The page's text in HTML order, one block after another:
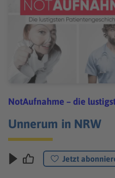
NotAufnahme – die
Unnerum in NRW
Jetzt